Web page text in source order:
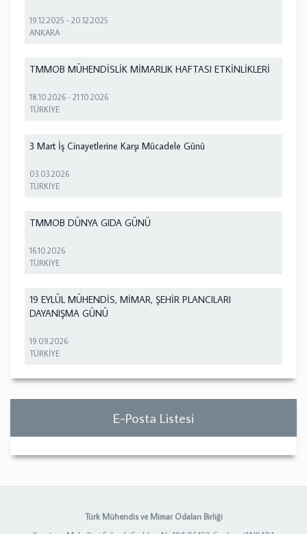
19.12.2025 -20.12.2025
ANKARA
TMMOB MÜHENDİSLİK MİMARLIK HAFTASI ETKİNLİKLERİ
18.10.2026 -21.10.2026
TÜRKİYE
3 Mart İş Cinayetlerine Karşı Mücadele Günü
03.03.2026
TÜRKİYE
TMMOB DÜNYA GIDA GÜNÜ
16.10.2026
TÜRKİYE
19 EYLÜL MÜHENDİS, MİMAR, ŞEHİR PLANCILARI
DAYANIŞMA GÜNÜ
19.09.2026
TÜRKİYE
E-Posta Listesi
Türk Mühendis ve Mimar Odaları Birliği